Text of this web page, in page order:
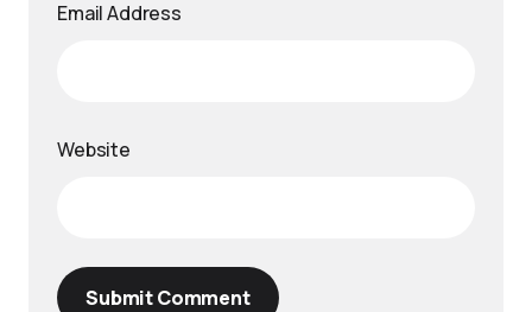
Email Address
Website
Submit Comment